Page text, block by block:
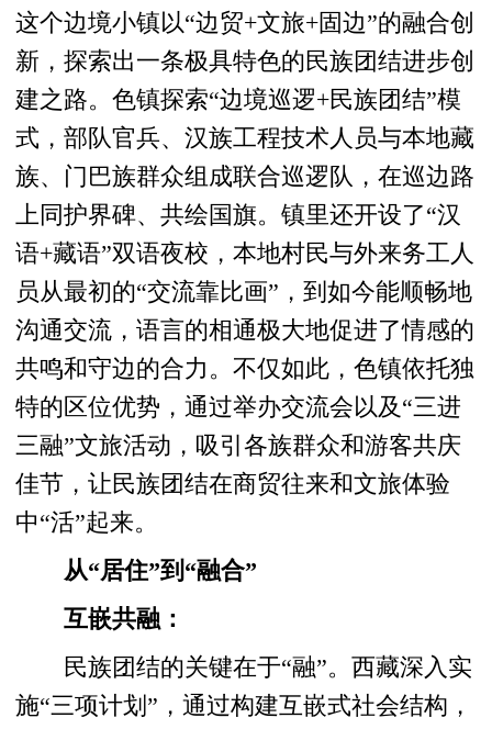
这个边境小镇以“边贸+文旅+固边”的融合创
新，探索出一条极具特色的民族团结进步创
建之路。色镇探索“边境巡逻+民族团结”模
式，部队官兵、汉族工程技术人员与本地藏
族、门巴族群众组成联合巡逻队，在巡边路
上同护界碑、共绘国旗。镇里还开设了“汉
语+藏语”双语夜校，本地村民与外来务工人
员从最初的“交流靠比画”，到如今能顺畅地
沟通交流，语言的相通极大地促进了情感的
共鸣和守边的合力。不仅如此，色镇依托独
特的区位优势，通过举办交流会以及“三进
三融”文旅活动，吸引各族群众和游客共庆
佳节，让民族团结在商贸往来和文旅体验
中“活”起来。
从“居住”到“融合”
互嵌共融：
民族团结的关键在于“融”。西藏深入实
施“三项计划”，通过构建互嵌式社会结构，